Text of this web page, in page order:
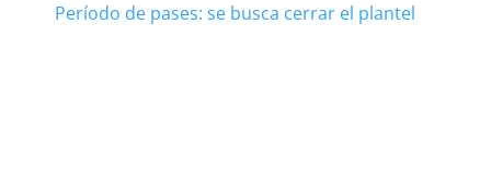
Período de pases: se busca cerrar el plantel